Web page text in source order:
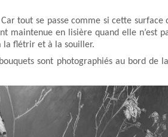
tout se passe comme si cette surface
maintenue en lisière quand elle n’est
la flétrir et à la souiller.
sont photographiés au bord